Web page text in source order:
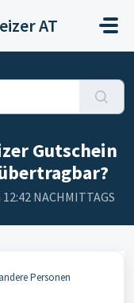
AT
Gutschein
NACHMITTAGS
Personen